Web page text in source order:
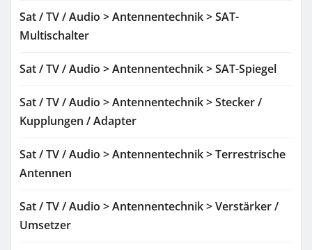
Sat / TV / Audio > Antennentechnik > SAT-
Multischalter
Sat / TV / Audio > Antennentechnik > SAT-Spiegel
Sat / TV / Audio > Antennentechnik > Stecker /
Kupplungen / Adapter
Sat / TV / Audio > Antennentechnik > Terrestrische
Antennen
Sat / TV / Audio > Antennentechnik > Verstärker /
Umsetzer